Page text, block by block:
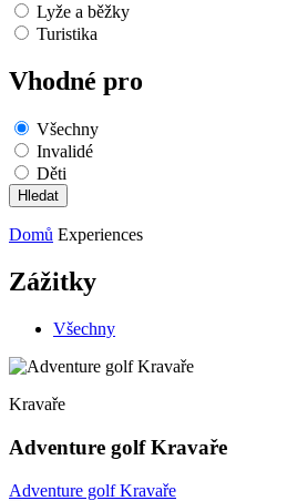
Lyže a běžky
Turistika
Vhodné pro
Všechny
Invalidé
Děti
Domů Experiences
Zážitky
Všechny
Kravaře
Adventure golf Kravaře
Adventure golf Kravaře